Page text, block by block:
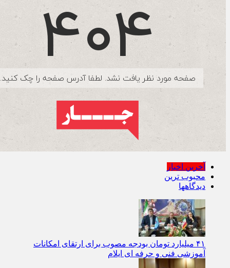
آخرین اخبار
محبوب ترین
۴۱ میلیارد تومان بودجه مصوب برای ارتقای امکانات
آموزشی فنی‌ و حرفه‌ ای ایلام